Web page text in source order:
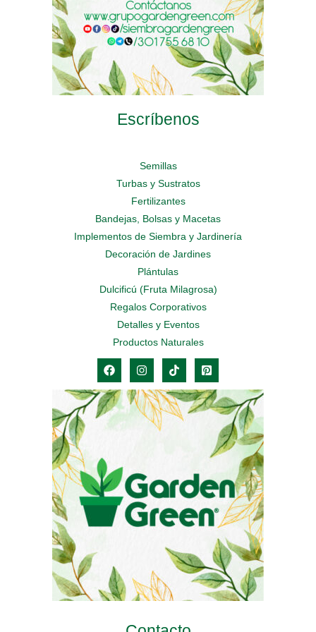
producto
Escríbenos
Semillas
Turbas y Sustratos
Fertilizantes
Bandejas, Bolsas y Macetas
Implementos de Siembra y Jardinería
Decoración de Jardines
Plántulas
Dulcificú (Fruta Milagrosa)
Regalos Corporativos
Detalles y Eventos
Productos Naturales